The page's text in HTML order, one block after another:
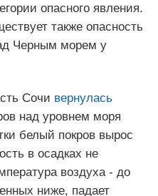
опасного явления.
также опасность
Черным морем у
Сочи вернулась
над уровнем моря
белый покров вырос
в осадках не
воздуха - до
ниже, падает